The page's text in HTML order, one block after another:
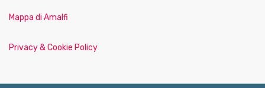
Mappa di Amalfi
Privacy & Cookie Policy